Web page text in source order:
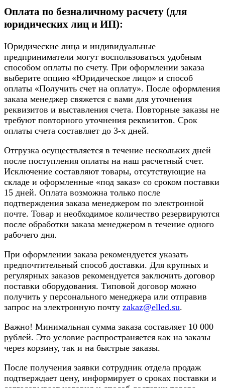
Оплата по безналичному расчету (для
юридических лиц и ИП):
Юридические лица и индивидуальные
предприниматели могут воспользоваться удобным
способом оплаты по счету. При оформлении заказа
выберите опцию «Юридическое лицо» и способ
оплаты «Получить счет на оплату». После оформления
заказа менеджер свяжется с вами для уточнения
реквизитов и выставления счета. Повторные заказы не
требуют повторного уточнения реквизитов. Срок
оплаты счета составляет до 3-х дней.
Отгрузка осуществляется в течение нескольких дней
после поступления оплаты на наш расчетный счет.
Исключение составляют товары, отсутствующие на
складе и оформленные «под заказ» со сроком поставки
15 дней. Оплата возможна только после
подтверждения заказа менеджером по электронной
почте. Товар и необходимое количество резервируются
после обработки заказа менеджером в течение одного
рабочего дня.
При оформлении заказа рекомендуется указать
предпочтительный способ доставки. Для крупных и
регулярных заказов рекомендуется заключить договор
поставки оборудования. Типовой договор можно
получить у персонального менеджера или отправив
запрос на электронную почту zakaz@elled.su.
Важно! Минимальная сумма заказа составляет 10 000
рублей. Это условие распространяется как на заказы
через корзину, так и на быстрые заказы.
После получения заявки сотрудник отдела продаж
подтверждает цену, информирует о сроках поставки и